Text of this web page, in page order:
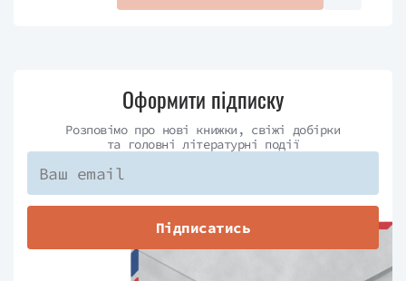
Оформити підписку
Розповімо про нові книжки, свіжі добірки
та головні літературні події
Підписатись